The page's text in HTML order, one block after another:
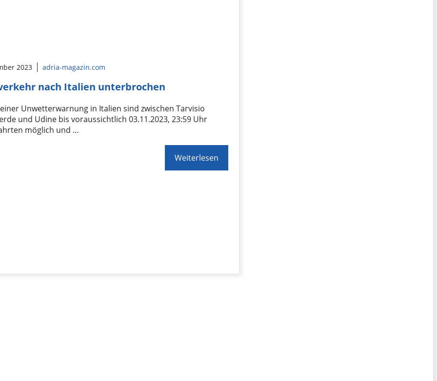
2023 adria-magazin.com
nach Italien unterbrochen
Unwetterwarnung in Italien sind zwischen Tarvisio
und Udine bis voraussichtlich 03.11.2023, 23:59 Uhr
möglich und …
Weiterlesen